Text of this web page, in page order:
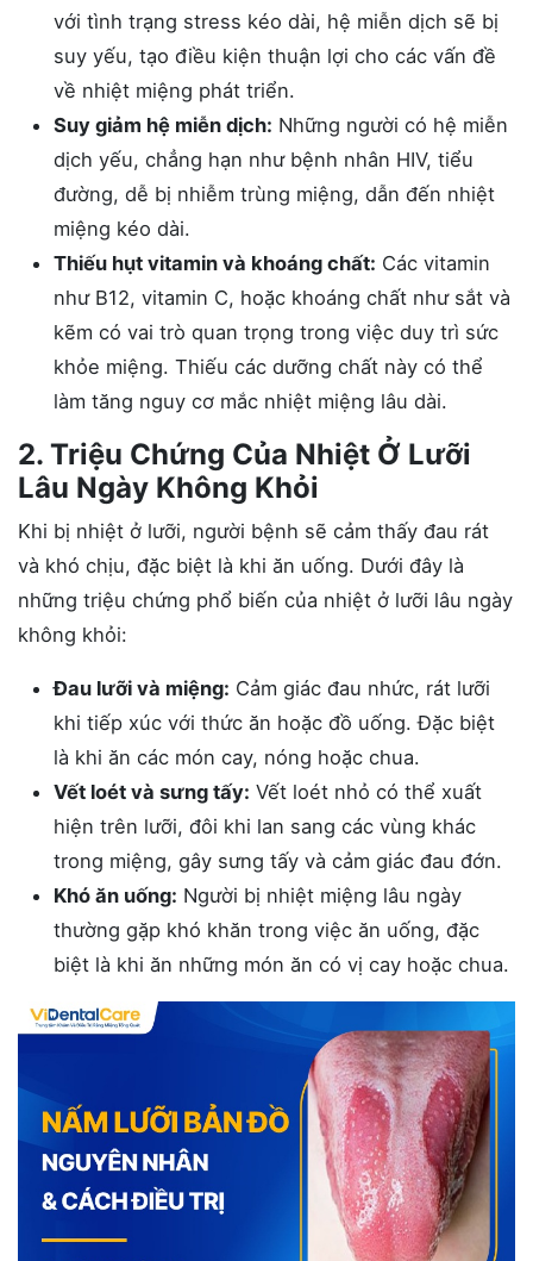
với tình trạng stress kéo dài, hệ miễn dịch sẽ bị
suy yếu, tạo điều kiện thuận lợi cho các vấn đề
về nhiệt miệng phát triển.
Suy giảm hệ miễn dịch: Những người có hệ miễn
dịch yếu, chẳng hạn như bệnh nhân HIV, tiểu
đường, dễ bị nhiễm trùng miệng, dẫn đến nhiệt
miệng kéo dài.
Thiếu hụt vitamin và khoáng chất: Các vitamin
như B12, vitamin C, hoặc khoáng chất như sắt và
kẽm có vai trò quan trọng trong việc duy trì sức
khỏe miệng. Thiếu các dưỡng chất này có thể
làm tăng nguy cơ mắc nhiệt miệng lâu dài.
2. Triệu Chứng Của Nhiệt Ở Lưỡi
Lâu Ngày Không Khỏi
Khi bị nhiệt ở lưỡi, người bệnh sẽ cảm thấy đau rát
và khó chịu, đặc biệt là khi ăn uống. Dưới đây là
những triệu chứng phổ biến của nhiệt ở lưỡi lâu ngày
không khỏi:
Đau lưỡi và miệng: Cảm giác đau nhức, rát lưỡi
khi tiếp xúc với thức ăn hoặc đồ uống. Đặc biệt
là khi ăn các món cay, nóng hoặc chua.
Vết loét và sưng tấy: Vết loét nhỏ có thể xuất
hiện trên lưỡi, đôi khi lan sang các vùng khác
trong miệng, gây sưng tấy và cảm giác đau đớn.
Khó ăn uống: Người bị nhiệt miệng lâu ngày
thường gặp khó khăn trong việc ăn uống, đặc
biệt là khi ăn những món ăn có vị cay hoặc chua.